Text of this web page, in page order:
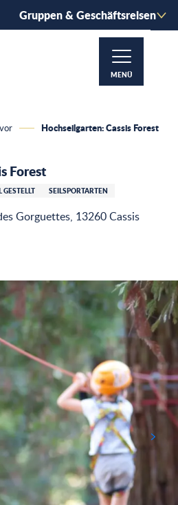
Gruppen & Geschäftsreisen
MENÜ
Hochseilgarten: Cassis Forest
Forest
GESTELLT SEILSPORTARTEN
Gorguettes, 13260 Cassis